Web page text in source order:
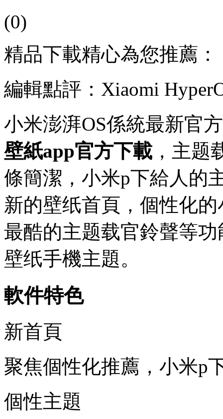
(0)
精品下載精心為您推薦：
編輯點評：Xiaomi
小米澎湃OS係統最新官
壁紙app官方下載 ，主题
條簡潔，小米p下給人的
新的壁纸首頁，個性化
最酷的主题载官鈴聲等
壁纸手機主題。
軟件特色
新首頁
聚焦個性化推薦，小米p
個性主題